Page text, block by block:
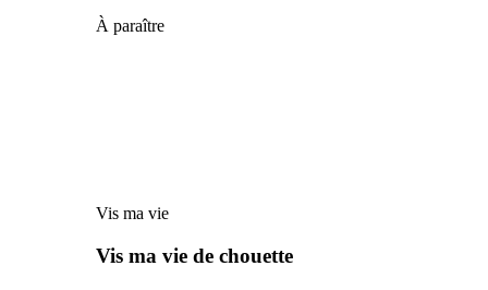
À paraître
Vis ma vie
Vis ma vie de chouette